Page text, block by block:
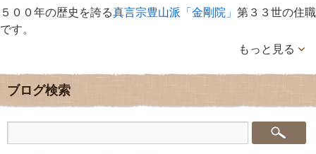
５００年の歴史を誇る真言宗豊山派「金剛院」 第３３世の住職
です。
もっと見る
ブログ検索